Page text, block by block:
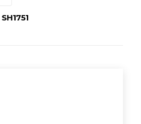
SH1751